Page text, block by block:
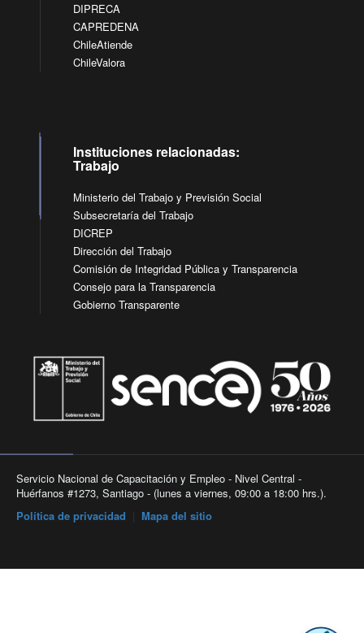
DIPRECA
CAPREDENA
ChileAtiende
ChileValora
Instituciones relacionadas:
Trabajo
Ministerio del Trabajo y Previsión Social
Subsecretaría del Trabajo
DICREP
Dirección del Trabajo
Comisión de Integridad Pública y Transparencia
Consejo para la Transparencia
Gobierno Transparente
Servicio Nacional de Capacitación y Empleo - Nivel Central -
Huérfanos #1273, Santiago - (lunes a viernes, 09:00 a 18:00 hrs.).
Política de privacidad
Mapa del sitio